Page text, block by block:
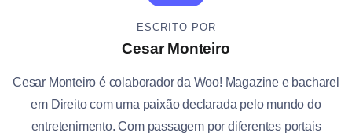
ESCRITO POR
Cesar Monteiro
Cesar Monteiro é colaborador da Woo! Magazine e bacharel
em Direito com uma paixão declarada pelo mundo do
entretenimento. Com passagem por diferentes portais